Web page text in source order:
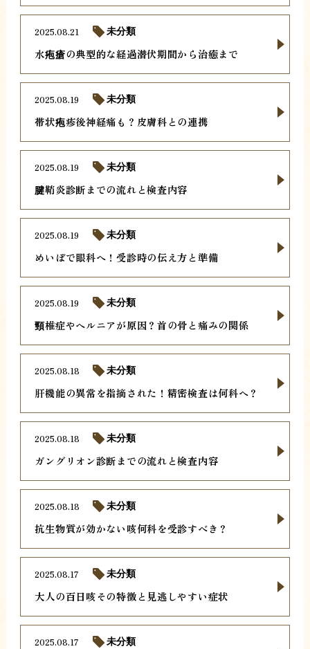
水疱瘡の典型的な経過潜伏期間から治癒まで
2025.08.21 未分類
帯状疱疹後神経痛も？皮膚科との連携
2025.08.19 未分類
腱鞘炎診断までの流れと検査内容
2025.08.19 未分類
めいぼで眼科へ！受診時の伝え方と準備
2025.08.19 未分類
頸椎症やヘルニアが原因？首の骨と痛みの関係
2025.08.19 未分類
肝機能の異常を指摘された！精密検査は何科へ？
2025.08.18 未分類
ガングリオン診断までの流れと検査内容
2025.08.18 未分類
抗生物質が効かない咳何科を受診すべき？
2025.08.18 未分類
大人の百日咳その特徴と見逃しやすい症状
2025.08.17 未分類
2025.08.17 未分類